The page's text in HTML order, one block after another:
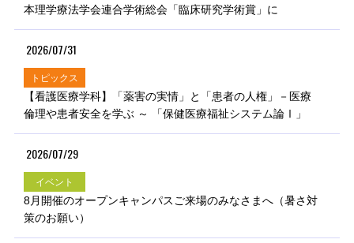
本理学療法学会連合学術総会「臨床研究学術賞」に
2026/07/31
トピックス
【看護医療学科】「薬害の実情」と「患者の人権」－医療
倫理や患者安全を学ぶ ～ 「保健医療福祉システム論Ⅰ」
2026/07/29
イベント
8月開催のオープンキャンパスご来場のみなさまへ（暑さ対
策のお願い）